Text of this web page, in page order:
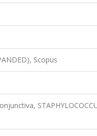
Scopus